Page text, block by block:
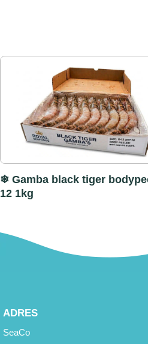
❄ Gamba black tiger
12 1kg
ADRES
SeaCo